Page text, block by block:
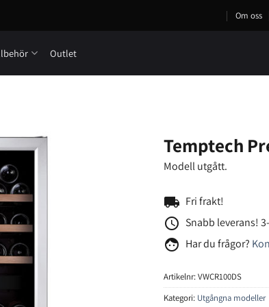
Om oss
Outlet
Temptech
Modell utgått.
local_shipping Fri frakt!
access_time Snabb leverans!
face Har du frågor?
Artikelnr:VWCR100DS
Kategori: Utgångna modeller